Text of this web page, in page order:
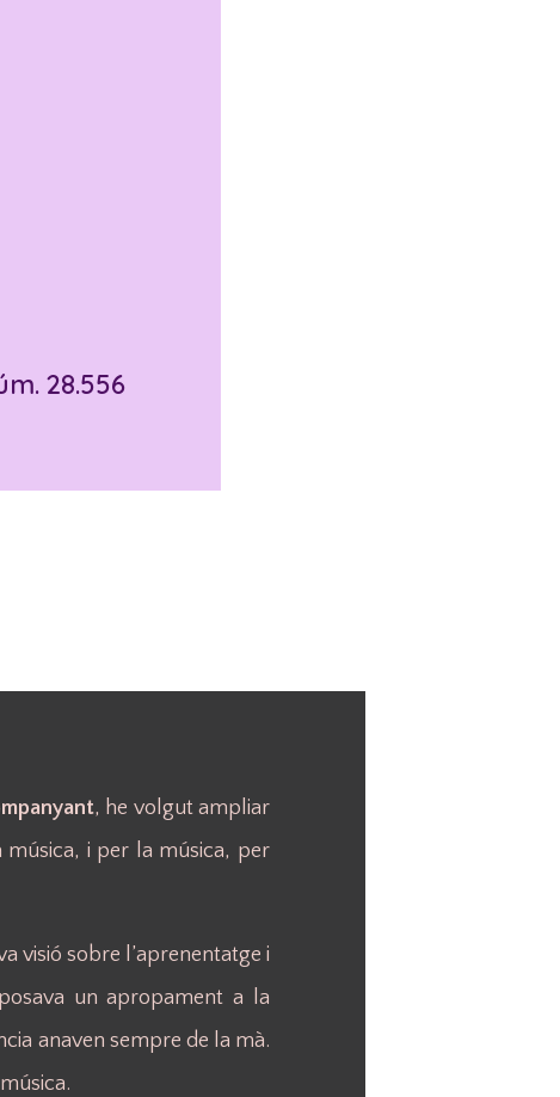
28.556
, he volgut ampliar
música, i per la música, per
visió sobre l’aprenentatge i
un apropament a la
anaven sempre de la mà.